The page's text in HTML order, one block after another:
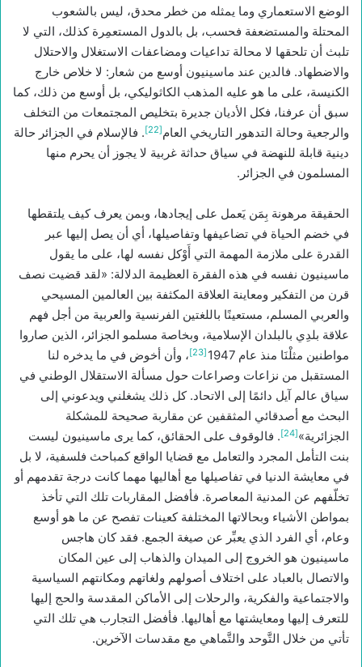
الوضع الاستعماري وما يمثله من خطر محدق، ليس بالشعوب
المحتلة والمستضعفة فحسب، بل بالدول المستعمِرة كذلك، التي لا
تلبث أن تلحقها لا محالة تداعيات ومضاعفات الاستغلال والاحتلال
والاضطهاد. فالدين عند ماسينيون أوسع من شعار: لا خلاص خارج
الكنيسة، على ما هو عليه المذهب الكاثوليكي، بل أوسع من ذلك، كما
سبق أن عرفنا، فكل الأديان جديرة بتخليص المجتمعات من التخلف
والرجعية وحالة التدهور التاريخي العام[22]
. فالإسلام في الجزائر حالة
دينية قابلة للنهضة في سياق حداثة غربية لا يجوز أن يحرم منها
المسلمون في الجزائر.
الحقيقة مرهونة بِمَن يَعمل على إيجادها، وبمن يعرف كيف يلتقطها
في خضم الحياة في تضاعيفها وتفاصيلها، أي أن يصل إليها عبر
القدرة على ملازمة المهمة التي أَوْكل نفسه لها، على ما يقول
ماسينيون نفسه في هذه الفقرة العظيمة الدلالة: «لقد قضيت نصف
قرن من التفكير ومعاينة العلاقة المكثفة بين العالمين المسيحي
والعربي المسلم، مستعينًا باللغتين الفرنسية والعربية من أجل فهم
علاقة بلدِي بالبلدان الإسلامية، وبخاصة مسلمو الجزائر، الذين صاروا
مواطنين مثلْنَا منذ عام 1947
[23]
، وأن أخوض في ما يدخره لنا
المستقبل من نزاعات وصراعات حول مسألة الاستقلال الوطني في
سياق عالم آيل دائمًا إلى الاتحاد. كل ذلك يشغلني ويدعوني إلى
البحث مع أصدقائي المثقفين عن مقاربة صحيحة للمشكلة
الجزائرية»[24]
. فالوقوف على الحقائق، كما يرى ماسينيون ليست
بنت التأمل المجرد والتعامل مع قضايا الواقع كمباحث فلسفية، لا بل
في معايشة الدنيا في تفاصيلها مع أهاليها مهما كانت درجة تقدمهم أو
تخلّفهم عن المدنية المعاصرة. فأفضل المقاربات تلك التي تأخذ
بمواطن الأشياء وبحالاتها المختلفة كعينات تفصح عن ما هو أوسع
وعام، أي الفرد الذي يعبِّر عن صيغة الجمع. فقد كان هاجس
ماسينيون هو الخروج إلى الميدان والذهاب إلى عين المكان
والاتصال بالعباد على اختلاف أصولهم ولغاتهم ومكانتهم السياسية
والاجتماعية والفكرية، والرحلات إلى الأماكن المقدسة والحج إليها
للتعرف إليها ومعايشتها مع أهاليها. فأفضل التجارب هي تلك التي
تأتي من خلال التَّوحد والتَّماهي مع مقدسات الآخرين.